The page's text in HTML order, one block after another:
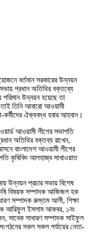
বর্তমান সরকারের উন্নয়ন
প্রধান অতিথির বক্তব্যে
পরিমান উন্নয়ন হয়েছে তা
তিনি আবারো আওয়ামী
ঐক্যবদ্ধ হবার আহবান।
আওয়ামী লীগের সভাপতি
অতিথির বক্তব্য রাখেন,
বাংলাদেশ আওয়ামী লীগের
কৃষিবিদ আলহাজ্ব সাখাওয়াত
উন্নয়ন প্রচার সভায় বিশেষ
বিষয়ক সম্পাদক আজিজল হক
সম্পাদক রুস্তম আলী, শিক্ষা
আরিফুল ইসলাম আকবর, ১নং
সাবেক সাধারণ সম্পাদক সাইফুল
সকল সকল পর্যায়ের নেতা-